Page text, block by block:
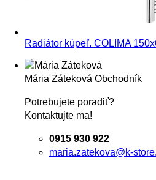
Radiátor kúpeľ. COLIMA
Mária Záteková Obchodník
Potrebujete poradiť?
Kontaktujte ma!
0915 930 922
maria.zatekova@k-